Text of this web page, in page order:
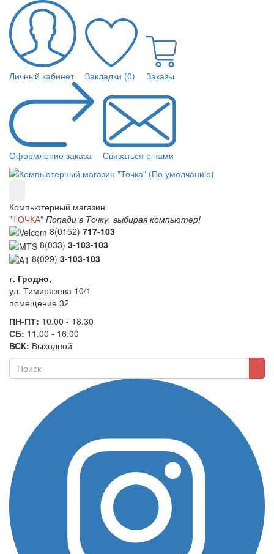
Личный кабинет Закладки (0) Заказы
Оформление заказа Связаться с нами
Компьютерный магазин
"TОЧКА" Попади в Точку, выбирая компьютер!
8(0152) 717-103
8(033) 3-103-103
8(029) 3-103-103
г. Гродно,
ул. Тимирязева 10/1
помещение 32
ПН-ПТ: 10.00 - 18.30
СБ: 11.00 - 16.00
ВСК: Выходной